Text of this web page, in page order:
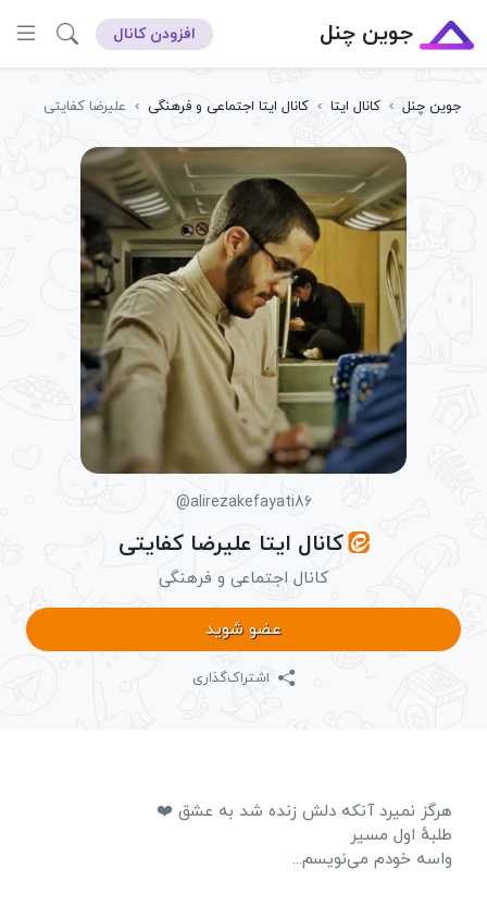
جوین چنل افزودن کانال
جوین چنل › کانال ایتا › کانال ایتا اجتماعی و فرهنگی › علیرضا کفایتی
@alirezakefayati86
کانال ایتا علیرضا کفایتی
کانال اجتماعی و فرهنگی
عضو شوید
اشتراک‌گذاری
هرگز نمیرد آنکه دلش زنده شد به عشق ❤️
طلبهٔ اول مسیر
واسه خودم می‌نویسم...